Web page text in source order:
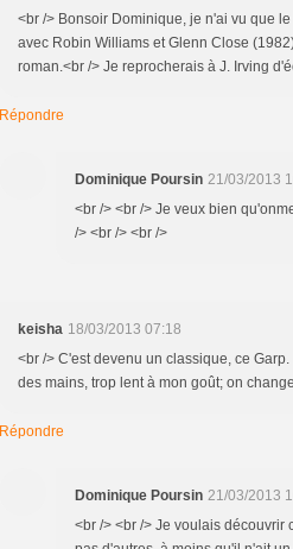
<br /> Bonsoir Dominique, je n'ai vu que
avec Robin Williams et Glenn Close
roman.<br /> Je reprocherais à J. Irving
Répondre
Dominique Poursin 21/03/2013
<br /> <br /> Je veux bien
/> <br /> <br />
keisha 18/03/2013 07:18
<br /> C'est devenu un classique, ce
des mains, trop lent à mon goût; on
Répondre
Dominique Poursin 21/03/2013
<br /> <br /> Je voulais découvrir